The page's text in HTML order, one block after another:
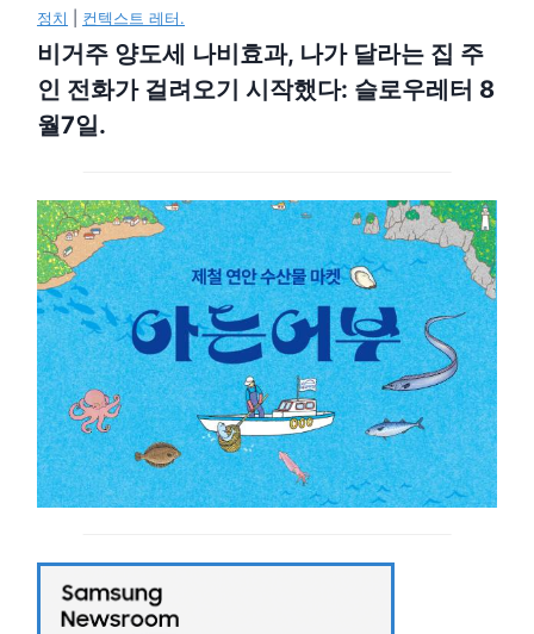
정치 컨텍스트 레터.
비거주 양도세 나비효과, 나가 달라는 집 주
인 전화가 걸려오기 시작했다: 슬로우레터 8
월7일.